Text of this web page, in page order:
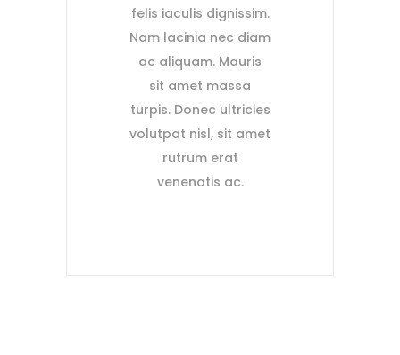
felis iaculis dignissim.
Nam lacinia nec diam
ac aliquam. Mauris
sit amet massa
turpis. Donec ultricies
volutpat nisl, sit amet
rutrum erat
venenatis ac.